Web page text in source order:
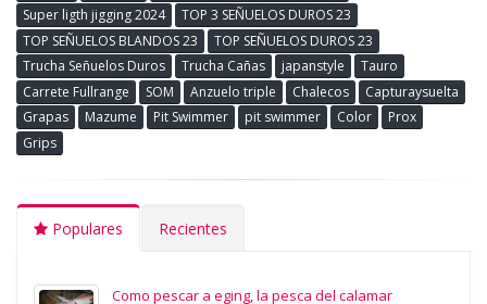
Super ligth jigging 2024
TOP 3 SEÑUELOS DUROS 23
TOP SEÑUELOS BLANDOS 23
TOP SEÑUELOS DUROS 23
Trucha Señuelos Duros
Trucha Cañas japanstyle
Tauro
Carrete Fullrange
SOM Anzuelo triple Chalecos
Capturaysuelta
Grapas
Mazume Pit Swimmer pit swimmer Color
Prox
Grips
Populares Recientes
Como pescar a eging, la pesca del calamar